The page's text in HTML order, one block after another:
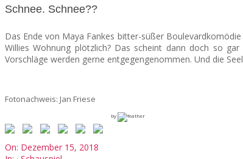
Schnee. Schnee??
Das Ende von Maya Fankes bitter-süßer
Willies Wohnung plötzlich? Das scheint dann doch so
Vorschläge werden gerne entgegengenommen. Und die
Fotonachweis: Jan Friese
by
2018-
On: Dezember 15, 2018